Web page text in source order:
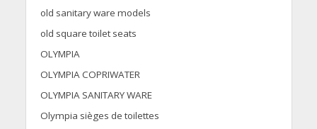
old sanitary ware models
old square toilet seats
OLYMPIA
OLYMPIA COPRIWATER
OLYMPIA SANITARY WARE
Olympia sièges de toilettes